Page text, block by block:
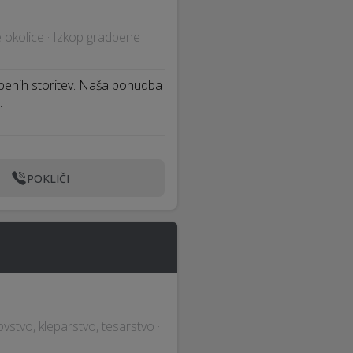
okolice · Izkop gradbene
storitev. Naša ponudba
POKLIČI
kleparstvo, tesarstvo ·